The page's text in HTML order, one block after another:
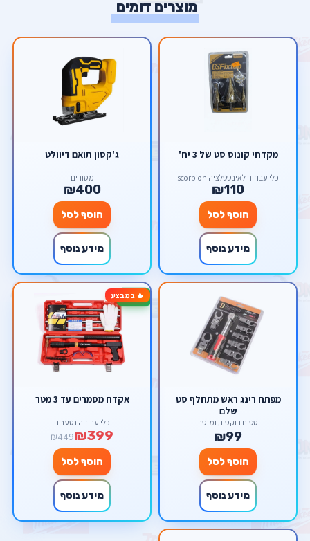
מוצרים דומים
מקדחי קונוס סט של 3 יח'
כלי עבודה לאינסטלציה scorpion
₪110
הוסף לסל
מידע נוסף
ג'קסון תואם דיוולט
מסורים
₪400
הוסף לסל
מידע נוסף
מפתח רינג ראש מתחלף סט
שלם
סטים בוקסות ומוסך
₪99
הוסף לסל
מידע נוסף
🔥 במבצע-11%
אקדח מסמרים עד 3 מטר
כלי עבודה נטענים
₪399
₪449
הוסף לסל
מידע נוסף